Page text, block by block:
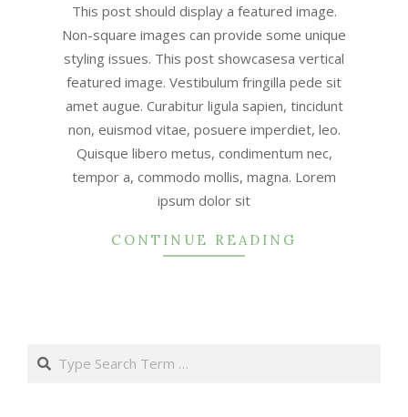
This post should display a featured image.
Non-square images can provide some unique
styling issues. This post showcasesa vertical
featured image. Vestibulum fringilla pede sit
amet augue. Curabitur ligula sapien, tincidunt
non, euismod vitae, posuere imperdiet, leo.
Quisque libero metus, condimentum nec,
tempor a, commodo mollis, magna. Lorem
ipsum dolor sit
CONTINUE READING
Search